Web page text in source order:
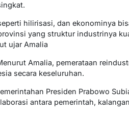
hilirisasi, dan ekonominya
yang struktur industrinya
ujar Amalia
Amalia, pemerataan
secara keseluruhan.
Presiden Prabowo
antara pemerintah,